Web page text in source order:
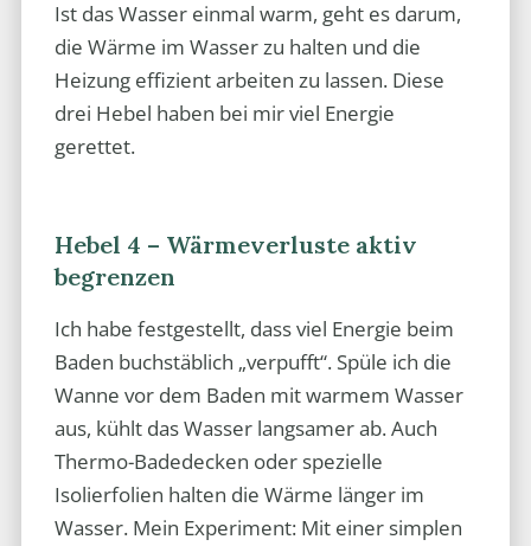
Ist das Wasser einmal warm, geht es darum,
die Wärme im Wasser zu halten und die
Heizung effizient arbeiten zu lassen. Diese
drei Hebel haben bei mir viel Energie
gerettet.
Hebel 4 – Wärmeverluste aktiv
begrenzen
Ich habe festgestellt, dass viel Energie beim
Baden buchstäblich „verpufft“. Spüle ich die
Wanne vor dem Baden mit warmem Wasser
aus, kühlt das Wasser langsamer ab. Auch
Thermo-Badedecken oder spezielle
Isolierfolien halten die Wärme länger im
Wasser. Mein Experiment: Mit einer simplen